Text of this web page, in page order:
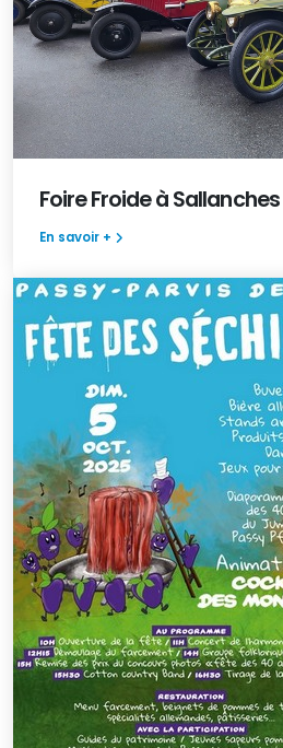
Foire Froide à
En savoir +